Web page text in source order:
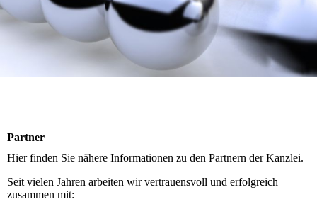
Partner
Hier finden Sie nähere Informationen zu den Partnern der Kanzlei.
Seit vielen Jahren arbeiten wir vertrauensvoll und erfolgreich
zusammen mit: